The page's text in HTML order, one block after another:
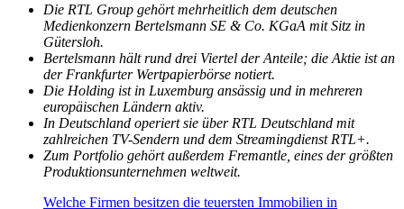
Die RTL Group gehört mehrheitlich dem deutschen
Medienkonzern Bertelsmann SE & Co. KGaA mit Sitz in
Gütersloh.
Bertelsmann hält rund drei Viertel der Anteile; die Aktie ist an
der Frankfurter Wertpapierbörse notiert.
Die Holding ist in Luxemburg ansässig und in mehreren
europäischen Ländern aktiv.
In Deutschland operiert sie über RTL Deutschland mit
zahlreichen TV-Sendern und dem Streamingdienst RTL+.
Zum Portfolio gehört außerdem Fremantle, eines der größten
Produktionsunternehmen weltweit.
Welche Firmen besitzen die teuersten Immobilien in